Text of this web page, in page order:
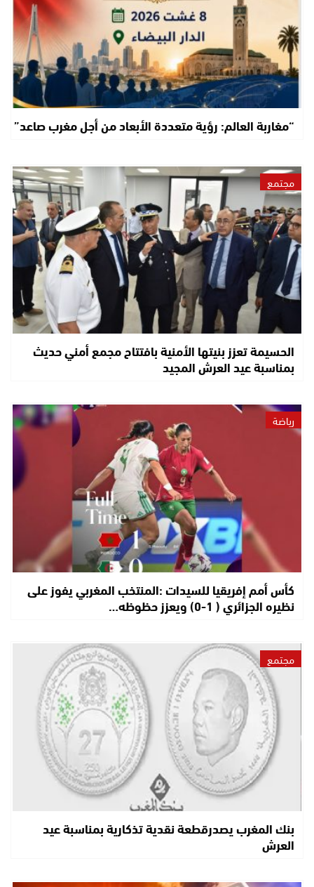
“مغاربة العالم: رؤية متعددة الأبعاد من أجل مغرب صاعد”
مجتمع
الحسيمة تعزز بنيتها الأمنية بافتتاح مجمع أمني حديث
بمناسبة عيد العرش المجيد
رياضة
كأس أمم إفريقيا للسيدات :المنتخب المغربي يفوز على
نظيره الجزائري ( 1-0) ويعزز حظوظه…
مجتمع
بنك المغرب يصدرقطعة نقدية تذكارية بمناسبة عيد
العرش